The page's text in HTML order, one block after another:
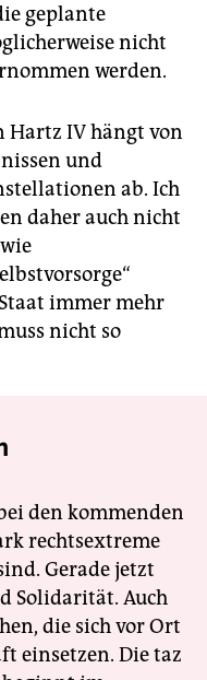
geplante
nicht
werden.
Hartz IV hängt von
und
ab. Ich
daher auch nicht
immer mehr
nicht so
den kommenden
rechtsextreme
Gerade jetzt
Solidarität. Auch
die sich vor Ort
einsetzen. Die taz